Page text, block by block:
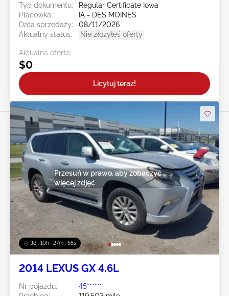
Typ dokumentu:
Regular Certificate Iowa
Placówka:
IA - DES MOINES
Data sprzedaży:
08/11/2026
Aktualny status:
Nie złożyłeś oferty
Aktualna oferta:
$0
Licytuj teraz!
3d : 10h : 27m : 55s
Przesuń w prawo, aby zobaczyć
więcej zdjęć
2014 LEXUS GX 4.6L
Nr pojazdu:
45******